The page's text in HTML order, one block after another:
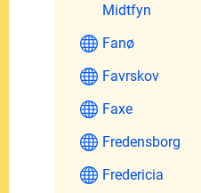
Midtfyn
Fanø
Favrskov
Faxe
Fredensborg
Fredericia